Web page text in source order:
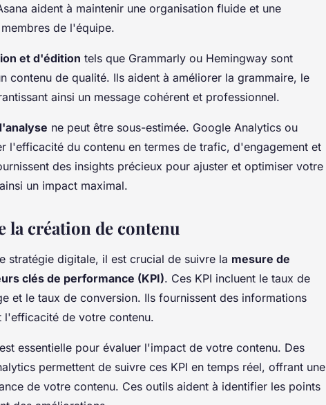
aident à maintenir une organisation fluide et une
de l'équipe.
et d'édition tels que Grammarly ou Hemingway sont
contenu de qualité. Ils aident à améliorer la grammaire, le
ainsi un message cohérent et professionnel.
ne peut être sous-estimée. Google Analytics ou
l'efficacité du contenu en termes de trafic, d'engagement et
des insights précieux pour ajuster et optimiser votre
un impact maximal.
la création de contenu
stratégie digitale, il est crucial de suivre la mesure de
clés de performance (KPI). Ces KPI incluent le taux de
et le taux de conversion. Ils fournissent des informations
l'efficacité de votre contenu.
est essentielle pour évaluer l'impact de votre contenu. Des
permettent de suivre ces KPI en temps réel, offrant une
de votre contenu. Ces outils aident à identifier les points